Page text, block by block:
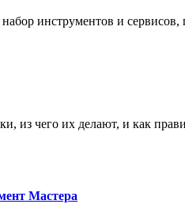
инструментов и
из чего их делают, и как
Мастера